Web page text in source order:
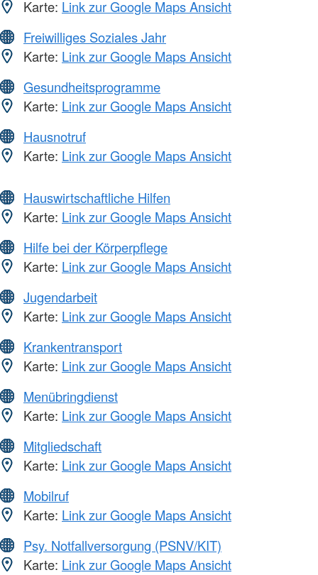
Karte: Link zur Google Maps Ansicht
Freiwilliges Soziales Jahr
Karte: Link zur Google Maps Ansicht
Gesundheitsprogramme
Karte: Link zur Google Maps Ansicht
Hausnotruf
Karte: Link zur Google Maps Ansicht
Hauswirtschaftliche Hilfen
Karte: Link zur Google Maps Ansicht
Hilfe bei der Körperpflege
Karte: Link zur Google Maps Ansicht
Jugendarbeit
Karte: Link zur Google Maps Ansicht
Krankentransport
Karte: Link zur Google Maps Ansicht
Menübringdienst
Karte: Link zur Google Maps Ansicht
Mitgliedschaft
Karte: Link zur Google Maps Ansicht
Mobilruf
Karte: Link zur Google Maps Ansicht
Psy. Notfallversorgung (PSNV/KIT)
Karte: Link zur Google Maps Ansicht